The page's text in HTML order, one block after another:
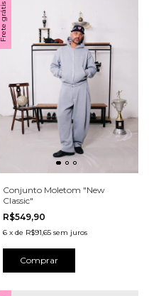
Frete grátis
Conjunto Moletom "New
Classic"
R$549,90
6 x de R$91,65 sem juros
Comprar